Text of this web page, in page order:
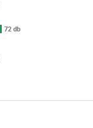
72 db